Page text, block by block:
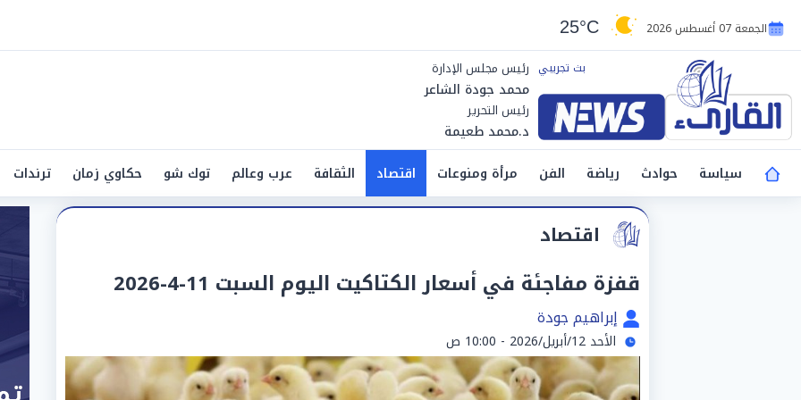
الجمعة 07 أغسطس 2026 25°C
رئيس مجلس الإدارة
محمد جودة الشاعر
رئيس التحرير
د.محمد طعيمة
سياسة
حوادث رياضة الفن مرأة ومنوعات اقتصاد الثقافة عرب وعالم توك شو حكاوي زمان ترندات
اقتصاد
قفزة مفاجئة في أسعار الكتاكيت اليوم السبت 11-4-2026
إبراهيم جودة
الأحد 12/أبريل/2026 - 10:00 ص